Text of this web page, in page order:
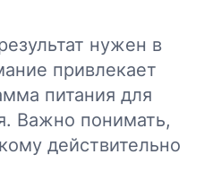
нужен в
привлекает
питания для
Важно понимать,
действительно